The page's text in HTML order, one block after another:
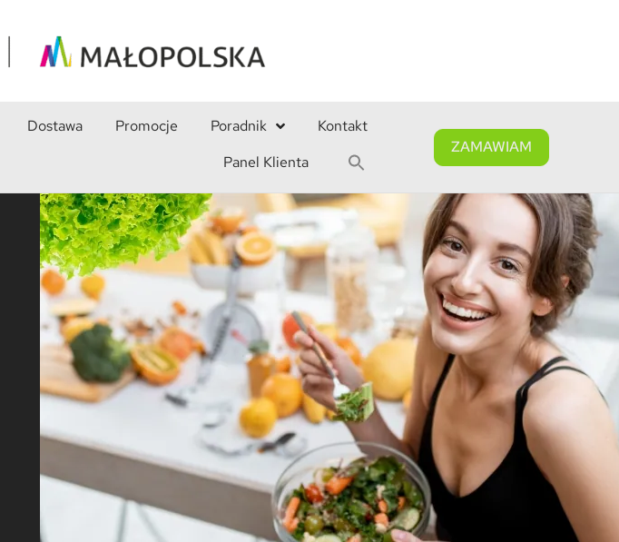
Dostawa Promocje Poradnik
Kontakt
Panel Klienta
ZAMAWIAM